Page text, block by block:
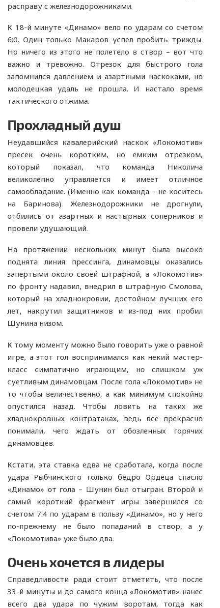
расправу с железнодорожниками.
К 18-й минуте «Динамо» вело по ударам со счетом
6:0. Один только Макаров успел пробить трижды.
Но ничего из этого не полетело в створ – вот что
важно и тревожно. Отрезок для быстрого гола
запомнился давлением и азартными наскоками, но
молодецкая удаль не прошла. И настало время
тактического отжима.
Прохладный душ
Неудавшийся кавалерийский наскок «Локомотив»
пресек очень коротким, но емким отрезком,
который показал, что команда Николича
великолепно управляется и имеет отличное
самообладание. (Именно как команда – не коситесь
на Баринова). Железнодорожники не дрогнули,
отбились от азартных и настырных соперников и
провели удушающий.
На протяжении нескольких минут была высоко
поднята линия прессинга, динамовцы оказались
запертыми около своей штрафной, а «Локомотив»
по фронту надавил, внедрил в штрафную Смолова,
который на хладнокровии, достойном лучших его
лет, накрутил защитников и из-под них пробил
Шунина низом.
К тому моменту можно было говорить уже о равной
игре, а этот гол воспринимался как некий мастер-
класс симпатично играющим, но слишком уж
суетливым динамовцам. После гола «Локомотив» не
то чтобы величественно, а как минимум спокойно
опустился назад. Чтобы ловить на таких же
хладнокровных контратаках, ведь все прекрасно
понимали, чего ждать от обозленных горячих
динамовцев.
Кстати, эта ставка едва не сработала, когда после
удара Рыбчинского только бедро Ордеца спасло
«Динамо» от гола – Шунин был отыгран. Второй и
самый короткий фрагмент игры завершился со
счетом 7:4 по ударам в пользу «Динамо», но у него
по-прежнему не было попаданий в створ, а у
«Локомотива» уже было два.
Очень хочется в лидеры
Справедливости ради стоит отметить, что после
33-й минуты и до самого конца «Локомотив» нанес
всего два удара по чужим воротам, тогда как